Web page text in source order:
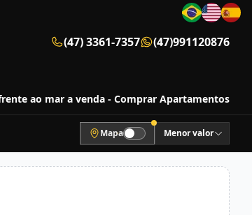
(0 itens) (47) 3361-7357 (47)991120876
ao mar a venda - Comprar Apartamentos
Mapa Menor valor